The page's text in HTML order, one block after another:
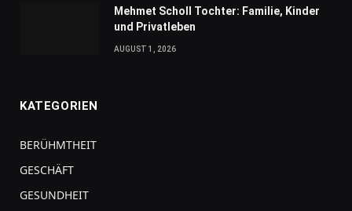
Mehmet Scholl Tochter: Familie, Kinder
und Privatleben
AUGUST 1, 2026
KATEGORIEN
BERÜHMTHEIT
GESCHÄFT
GESUNDHEIT